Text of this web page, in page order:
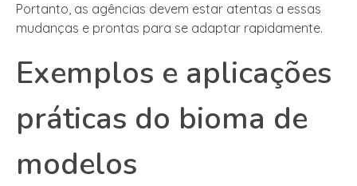
Portanto, as agências devem estar atentas a essas
mudanças e prontas para se adaptar rapidamente.
Exemplos e aplicações
práticas do bioma de
modelos